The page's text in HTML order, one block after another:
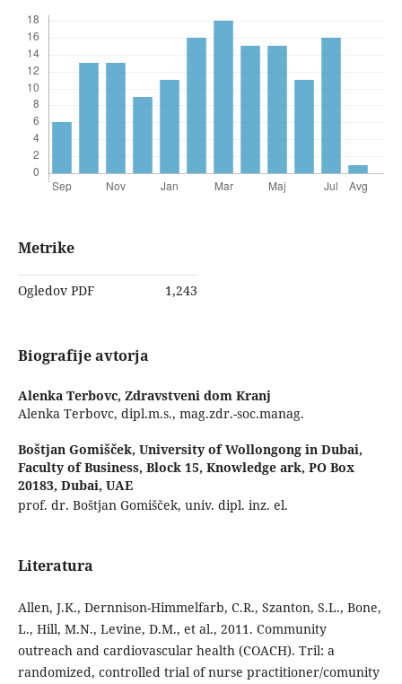
Metrike
Ogledov PDF 1,243
Biografije avtorja
Alenka Terbovc, Zdravstveni dom Kranj
Alenka Terbovc, dipl.m.s., mag.zdr.-soc.manag.
Boštjan Gomišček, University of Wollongong in Dubai,
Faculty of Business, Block 15, Knowledge ark, PO Box
20183, Dubai, UAE
prof. dr. Boštjan Gomišček, univ. dipl. inz. el.
Literatura
Allen, J.K., Dernnison-Himmelfarb, C.R., Szanton, S.L., Bone,
L., Hill, M.N., Levine, D.M., et al., 2011. Community
outreach and cardiovascular health (COACH). Tril: a
randomized, controlled trial of nurse practitioner/comunity